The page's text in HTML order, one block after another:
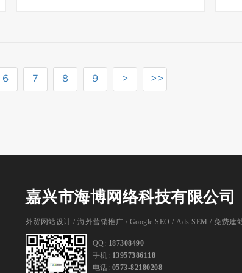
6 7 8 9 > >>
嘉兴市海博网络科技有限公司
外贸网站设计 /海外营销推广 / Google SEO /Ads SEM /免费建
QQ: 187308490
手机: 13957386118
电话: 0573-82180208